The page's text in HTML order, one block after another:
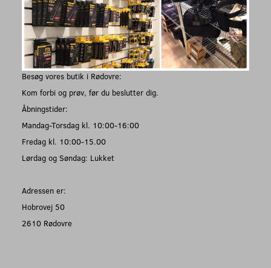
Besøg vores butik i Rødovre:
Kom forbi og prøv, før du beslutter dig.
Åbningstider:
Mandag-Torsdag kl. 10:00-16:00
Fredag kl. 10:00-15.00
Lørdag og Søndag: Lukket
Adressen er:
Hobrovej 50
2610 Rødovre